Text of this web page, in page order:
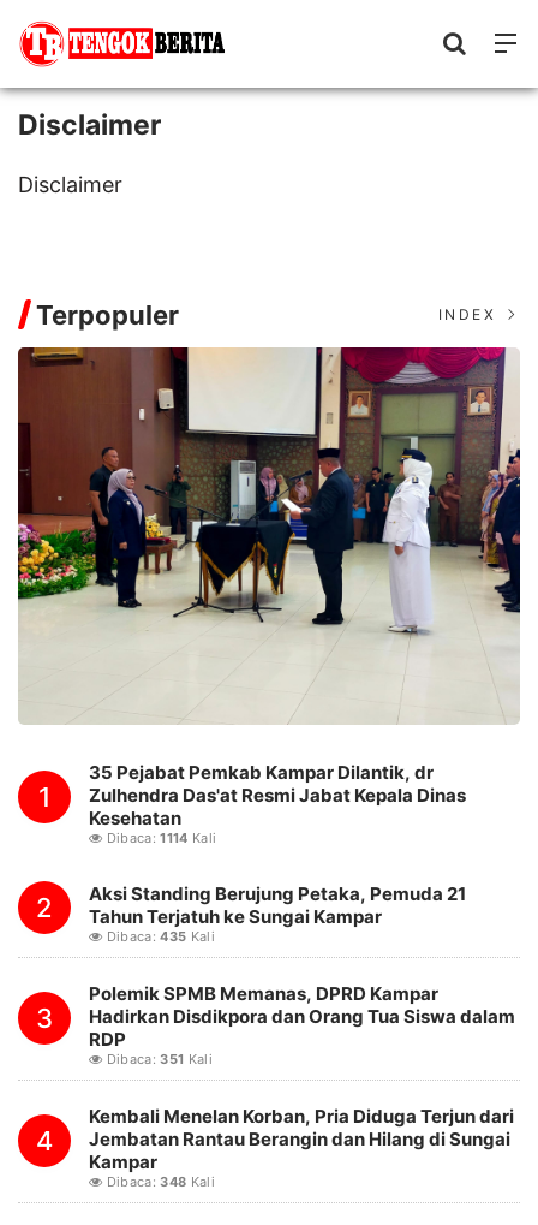
Disclaimer
Disclaimer
Terpopuler INDEX
1
35 Pejabat Pemkab Kampar Dilantik, dr
Zulhendra Das'at Resmi Jabat Kepala Dinas
Kesehatan
Dibaca:1114 Kali
2
Aksi Standing Berujung Petaka, Pemuda 21
Tahun Terjatuh ke Sungai Kampar
Dibaca:435 Kali
3
Polemik SPMB Memanas, DPRD Kampar
Hadirkan Disdikpora dan Orang Tua Siswa dalam
RDP
Dibaca:351 Kali
4
Kembali Menelan Korban, Pria Diduga Terjun dari
Jembatan Rantau Berangin dan Hilang di Sungai
Kampar
Dibaca:348 Kali